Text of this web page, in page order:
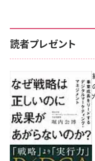
読者プレゼント
成果を生む組
があがらない
マーケティン
8月7日 10:00